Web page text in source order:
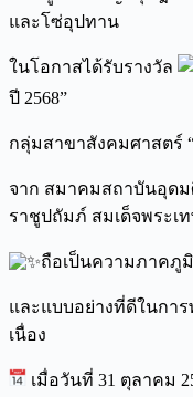
และโซ่อุปทาน
ในโอกาสได้รับรางวัล
ปี 2568”
กลุ่มสาขาสังคมศาสตร์
จาก สมาคมสถาบันอุดม
ราชูปถัมภ์ สมเด็จพระเ
ถือเป็นความภาคภู
และแบบอย่างที่ดีในกา
เนื่อง
เมื่อวันที่ 31 ตุลาคม